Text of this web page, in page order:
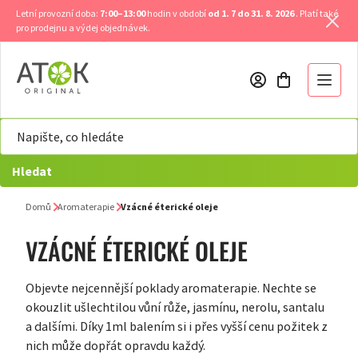
Přejít
obsah
Letní provozní doba: 7:00–13:00hodin v období od 1. 7 do 31. 8. 2026. Platí také
pro prodejnu a výdej objednávek.
Hledat
Domů Aromaterapie Vzácné éterické oleje
VZÁCNÉ ÉTERICKÉ OLEJE
Objevte nejcennější poklady aromaterapie. Nechte se
okouzlit ušlechtilou vůní růže, jasmínu, nerolu, santalu
a dalšími. Díky 1ml balením si i přes vyšší cenu požitek z
nich může dopřát opravdu každý.